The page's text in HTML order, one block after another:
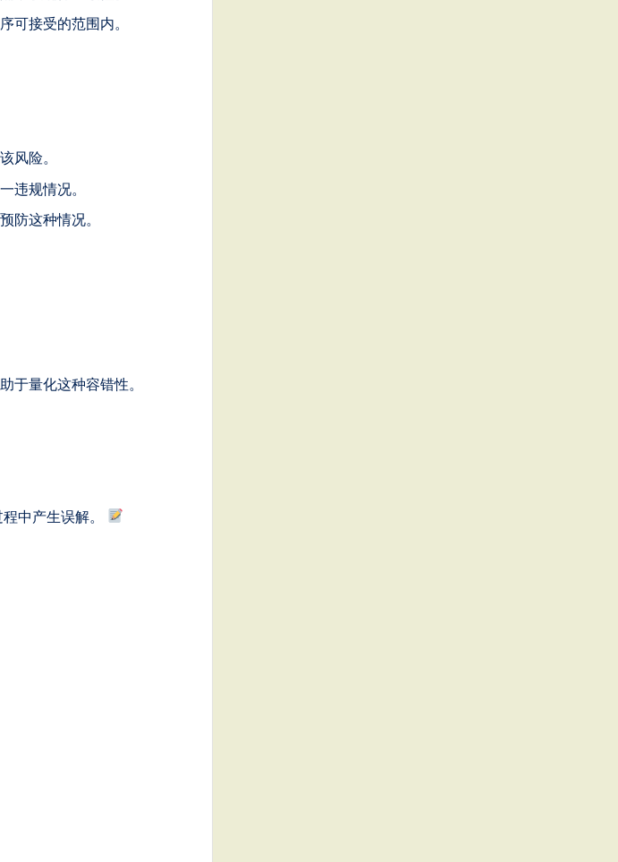
可接受的范围内。
风险。
违规情况。
防这种情况。
于量化这种容错性。
中产生误解。